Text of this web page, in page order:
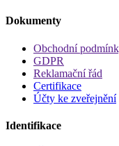
Dokumenty
Obchodní
GDPR
Reklamační řád
Certifikace
Účty ke zveřejnění
Identifikace